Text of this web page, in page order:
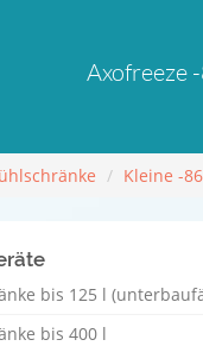
Axofreeze
Kleine -
bis 125 l
bis 400 l